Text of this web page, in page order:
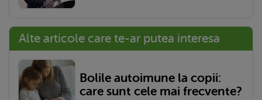
Alte articole care te-ar putea interesa
Bolile autoimune la copii:
care sunt cele mai frecvente?